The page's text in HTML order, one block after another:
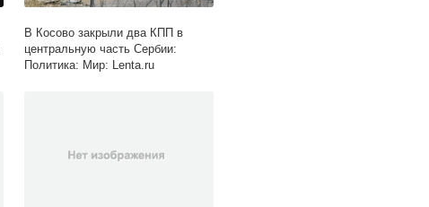
В Косово закрыли два КПП в
центральную часть Сербии:
Политика: Мир: Lenta.ru